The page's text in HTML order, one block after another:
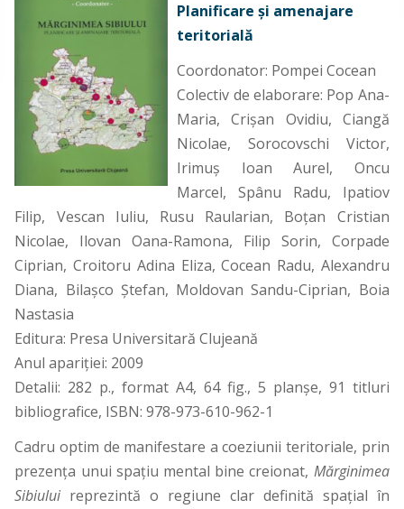
Planificare şi amenajare
teritorială
Coordonator: Pompei Cocean
Colectiv de elaborare: Pop Ana-
Maria, Crişan Ovidiu, Ciangă
Nicolae, Sorocovschi Victor,
Irimuş Ioan Aurel, Oncu
Marcel, Spânu Radu, Ipatiov
Filip, Vescan Iuliu, Rusu Raularian, Boţan Cristian
Nicolae, Ilovan Oana-Ramona, Filip Sorin, Corpade
Ciprian, Croitoru Adina Eliza, Cocean Radu, Alexandru
Diana, Bilaşco Ştefan, Moldovan Sandu-Ciprian, Boia
Nastasia
Editura: Presa Universitară Clujeană
Anul apariţiei: 2009
Detalii: 282 p., format A4, 64 fig., 5 planşe, 91 titluri
bibliografice, ISBN: 978-973-610-962-1
Cadru optim de manifestare a coeziunii teritoriale, prin
prezenţa unui spaţiu mental bine creionat, Mărginimea
Sibiului reprezintă o regiune clar definită spaţial în